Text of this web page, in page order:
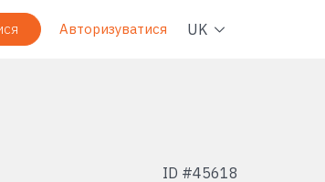
Авторизуватися UK
ID #45618